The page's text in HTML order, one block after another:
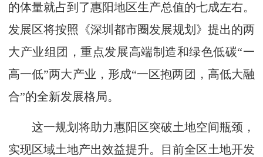
的体量就占到了惠阳地区生产总值的七成左右。
发展区将按照《深圳都市圈发展规划》提出的两
大产业组团，重点发展高端制造和绿色低碳“一
高一低”两大产业，形成“一区抱两团，高低大融
合”的全新发展格局。
这一规划将助力惠阳区突破土地空间瓶颈，
实现区域土地产出效益提升。目前全区土地开发